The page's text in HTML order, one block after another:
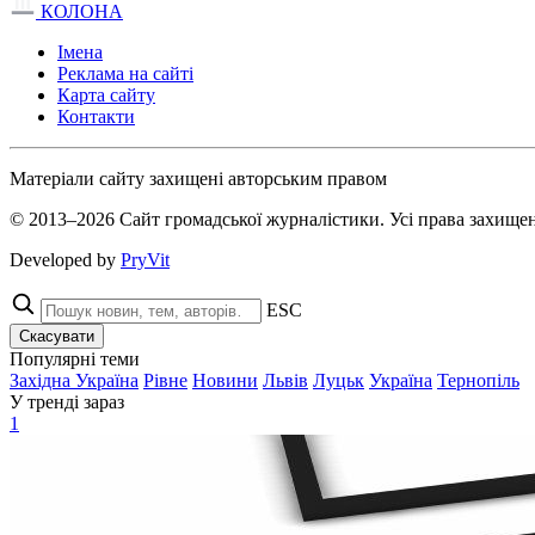
КОЛОНА
Імена
Реклама на сайті
Карта сайту
Контакти
Матеріали сайту захищені авторським правом
© 2013–2026 Сайт громадської журналістики. Усі права
Developed by PryVit
ESC
Скасувати
Популярні теми
Західна Україна Рівне Новини Львів Луцьк Україна Тернопіль
У тренді зараз
1